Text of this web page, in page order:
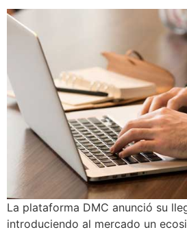
La plataforma DMC anunció su
introduciendo al mercado un